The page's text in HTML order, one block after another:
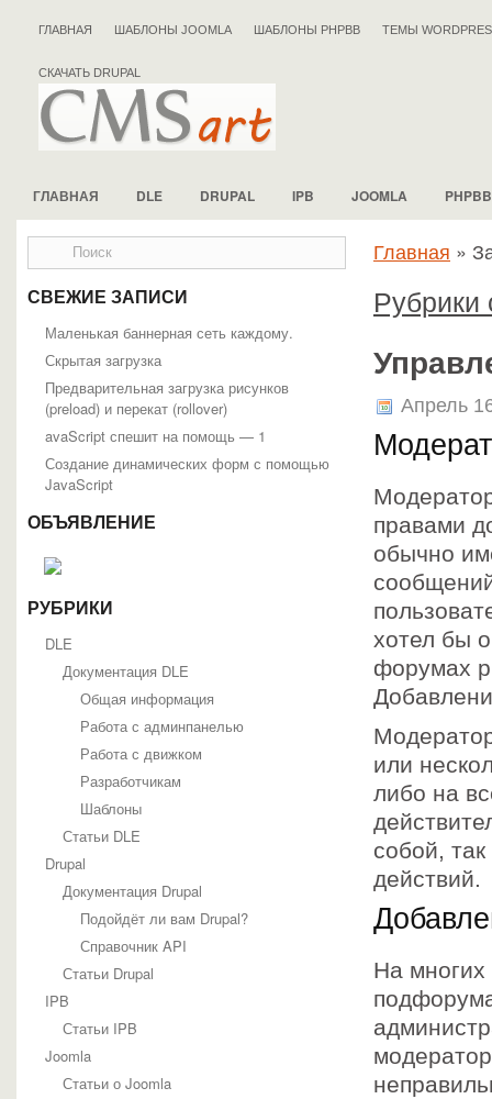
ГЛАВНАЯ ШАБЛОНЫ JOOMLA ШАБЛОНЫ PHPBB ТЕМЫ
СКАЧАТЬ DRUPAL
ГЛАВНАЯ DLE DRUPAL IPB JOOMLA PHPBB
СВЕЖИЕ ЗАПИСИ
Маленькая баннерная сеть каждому.
Скрытая загрузка
Предварительная загрузка рисунков
(preload) и перекат (rollover)
avaScript спешит на помощь — 1
Создание динамических форм с помощью
JavaScript
ОБЪЯВЛЕНИЕ
РУБРИКИ
DLE
Документация DLE
Общая информация
Работа с админпанелью
Работа с движком
Разработчикам
Шаблоны
Статьи DLE
Drupal
Документация Drupal
Подойдёт ли вам Drupal?
Справочник API
Статьи Drupal
IPB
Статьи IPB
Joomla
Статьи о Joomla
Главная »
Рубрики
Апрель
правами
обычно
хотел бы
форумах
или
либо на
собой,
действий.
На многих